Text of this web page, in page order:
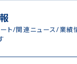
ト/関連ニュース/業績